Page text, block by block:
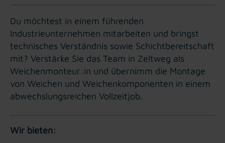
Du möchtest in einem führenden
Industrieunternehmen mitarbeiten und bringst
technisches Verständnis sowie Schichtbereitschaft
mit? Verstärke Sie das Team in Zeltweg als
Weichenmonteur:in und übernimm die Montage
von Weichen und Weichenkomponenten in einem
abwechslungsreichen Vollzeitjob.
Wir bieten: